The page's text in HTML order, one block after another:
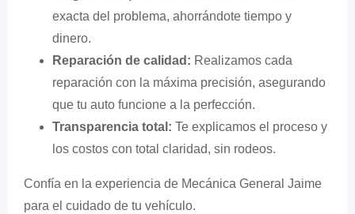
exacta del problema, ahorrándote tiempo y
dinero.
Reparación de calidad: Realizamos cada
reparación con la máxima precisión, asegurando
que tu auto funcione a la perfección.
Transparencia total: Te explicamos el proceso y
los costos con total claridad, sin rodeos.
Confía en la experiencia de Mecánica General Jaime
para el cuidado de tu vehículo.